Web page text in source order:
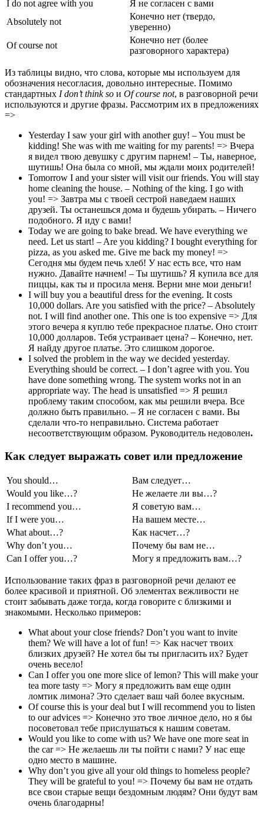
I do not agree with you
Я не согласен с вами
Absolutely not
Конечно нет (твердо,
уверенно)
Of course not
Конечно нет (более
разговорного характера)
Из таблицы видно, что слова, которые мы используем для
обозначения несогласия, довольно интересные. Помимо
стандартных Idon’tthinkso и Ofcourse not, в разговорной речи
используются и другие фразы. Рассмотрим их в предложениях
=>
Yesterday I saw your girl with another guy! – You must be
kidding! She was with me waiting for my parents! => Вчера
я видел твою девушку с другим парнем! – Ты, наверное,
шутишь! Она была со мной, мы ждали моих родителей!
Tomorrow I and your sister will visit our friends. You will stay
home cleaning the house. – Nothing of the king. I go with
you! => Завтра мы с твоей сестрой наведаем наших
друзей. Ты останешься дома и будешь убирать. – Ничего
подобного. Я иду с вами!
Today we are going to bake bread. We have everything we
need. Let us start! – Are you kidding? I bought everything for
pizza, as you asked me. Give me back my money! =>
Сегодня мы будем печь хлеб! У нас есть все, что нам
нужно. Давайте начнем! – Ты шутишь? Я купила все для
пиццы, как ты и просила меня. Верни мне мои деньги!
I will buy you a beautiful dress for the evening. It costs
10,000 dollars. Are you satisfied with the price? – Absolutely
not. I will find another one. This one is too expensive => Для
этого вечера я куплю тебе прекрасное платье. Оно стоит
10,000 долларов. Тебя устраивает цена? – Конечно, нет.
Я найду другое платье. Это слишком дорогое.
I solved the problem in the way we decided yesterday.
Everything should be correct. – I don’t agree with you. You
have done something wrong. The system works not in an
appropriate way. The head is unsatisfied => Я решил
проблему таким способом, как мы решили вчера. Все
должно быть правильно. – Я не согласен с вами. Вы
сделали что-то неправильно. Система работает
несоответствующим образом. Руководитель недоволен.
Как следует выражать совет или предложение
You should…
Вам следует…
Would you like…?
Не желаете ли вы…?
I recommend you…
Я советую вам…
If I were you…
На вашем месте…
What about…?
Как насчет…?
Why don’t you…
Почему бы вам не…
Can I offer you…?
Могу я предложить вам…?
Использование таких фраз в разговорной речи делают ее
более красивой и приятной. Об элементах вежливости не
стоит забывать даже тогда, когда говорите с близкими и
знакомыми. Несколько примеров:
What about your close friends? Don’t you want to invite
them? We will have a lot of fun! => Как насчет твоих
близких друзей? Не хотел бы ты пригласить их? Будет
очень весело!
Can I offer you one more slice of lemon? This will make your
tea more tasty => Могу я предложить вам еще один
ломтик лимона? Это сделает ваш чай более вкусным.
Of course this is your deal but I will recommend you to listen
to our advices => Конечно это твое личное дело, но я бы
посоветовал тебе прислушаться к нашим советам.
Would you like to come with us? We have one more seat in
the car => Не желаешь ли ты пойти с нами? У нас еще
одно место в машине.
Why don’t you give all your old things to homeless people?
They will be grateful to you! => Почему бы вам не отдать
все свои старые вещи бездомным людям? Они будут вам
очень благодарны!